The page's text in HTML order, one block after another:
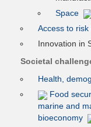
Space
Access to risk
Innovation in
Societal
Health,
Food
marine and
bioeconomy